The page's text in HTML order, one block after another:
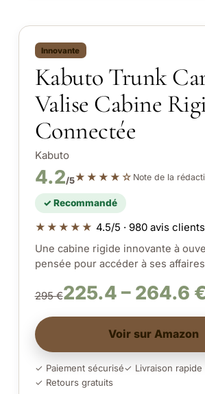
Innovante
Kabuto Trunk
Valise Cabine
Connectée
Kabuto
4.2/5★★★★☆ Note de la
✓ Recommandé
★★★★★ 4.5/5 · 980 avis clients
Une cabine rigide innovante à
pensée pour accéder à ses
295 €225.4 – 264.6 €
Voir sur Amazon
✓ Paiement sécurisé✓ Livraison rapide
✓ Retours gratuits